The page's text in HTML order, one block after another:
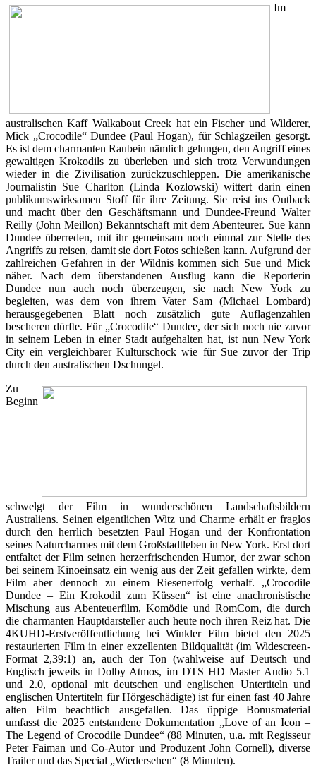
Im
australischen Kaff Walkabout Creek hat ein Fischer und Wilderer,
Mick „Crocodile“ Dundee (Paul Hogan), für Schlagzeilen gesorgt.
Es ist dem charmanten Raubein nämlich gelungen, den Angriff eines
gewaltigen Krokodils zu überleben und sich trotz Verwundungen
wieder in die Zivilisation zurückzuschleppen. Die amerikanische
Journalistin Sue Charlton (Linda Kozlowski) wittert darin einen
publikumswirksamen Stoff für ihre Zeitung. Sie reist ins Outback
und macht über den Geschäftsmann und Dundee-Freund Walter
Reilly (John Meillon) Bekanntschaft mit dem Abenteurer. Sue kann
Dundee überreden, mit ihr gemeinsam noch einmal zur Stelle des
Angriffs zu reisen, damit sie dort Fotos schießen kann. Aufgrund der
zahlreichen Gefahren in der Wildnis kommen sich Sue und Mick
näher. Nach dem überstandenen Ausflug kann die Reporterin
Dundee nun auch noch überzeugen, sie nach New York zu
begleiten, was dem von ihrem Vater Sam (Michael Lombard)
herausgegebenen Blatt noch zusätzlich gute Auflagenzahlen
bescheren dürfte. Für „Crocodile“ Dundee, der sich noch nie zuvor
in seinem Leben in einer Stadt aufgehalten hat, ist nun New York
City ein vergleichbarer Kulturschock wie für Sue zuvor der Trip
durch den australischen Dschungel.
Zu
Beginn
schwelgt der Film in wunderschönen Landschaftsbildern
Australiens. Seinen eigentlichen Witz und Charme erhält er fraglos
durch den herrlich besetzten Paul Hogan und der Konfrontation
seines Naturcharmes mit dem Großstadtleben in New York. Erst dort
entfaltet der Film seinen herzerfrischenden Humor, der zwar schon
bei seinem Kinoeinsatz ein wenig aus der Zeit gefallen wirkte, dem
Film aber dennoch zu einem Riesenerfolg verhalf. „Crocodile
Dundee – Ein Krokodil zum Küssen“ ist eine anachronistische
Mischung aus Abenteuerfilm, Komödie und RomCom, die durch
die charmanten Hauptdarsteller auch heute noch ihren Reiz hat. Die
4KUHD-Erstveröffentlichung bei Winkler Film bietet den 2025
restaurierten Film in einer exzellenten Bildqualität (im Widescreen-
Format 2,39:1) an, auch der Ton (wahlweise auf Deutsch und
Englisch jeweils in Dolby Atmos, im DTS HD Master Audio 5.1
und 2.0, optional mit deutschen und englischen Untertiteln und
englischen Untertiteln für Hörgeschädigte) ist für einen fast 40 Jahre
alten Film beachtlich ausgefallen. Das üppige Bonusmaterial
umfasst die 2025 entstandene Dokumentation „Love of an Icon –
The Legend of Crocodile Dundee“ (88 Minuten, u.a. mit Regisseur
Peter Faiman und Co-Autor und Produzent John Cornell), diverse
Trailer und das Special „Wiedersehen“ (8 Minuten).